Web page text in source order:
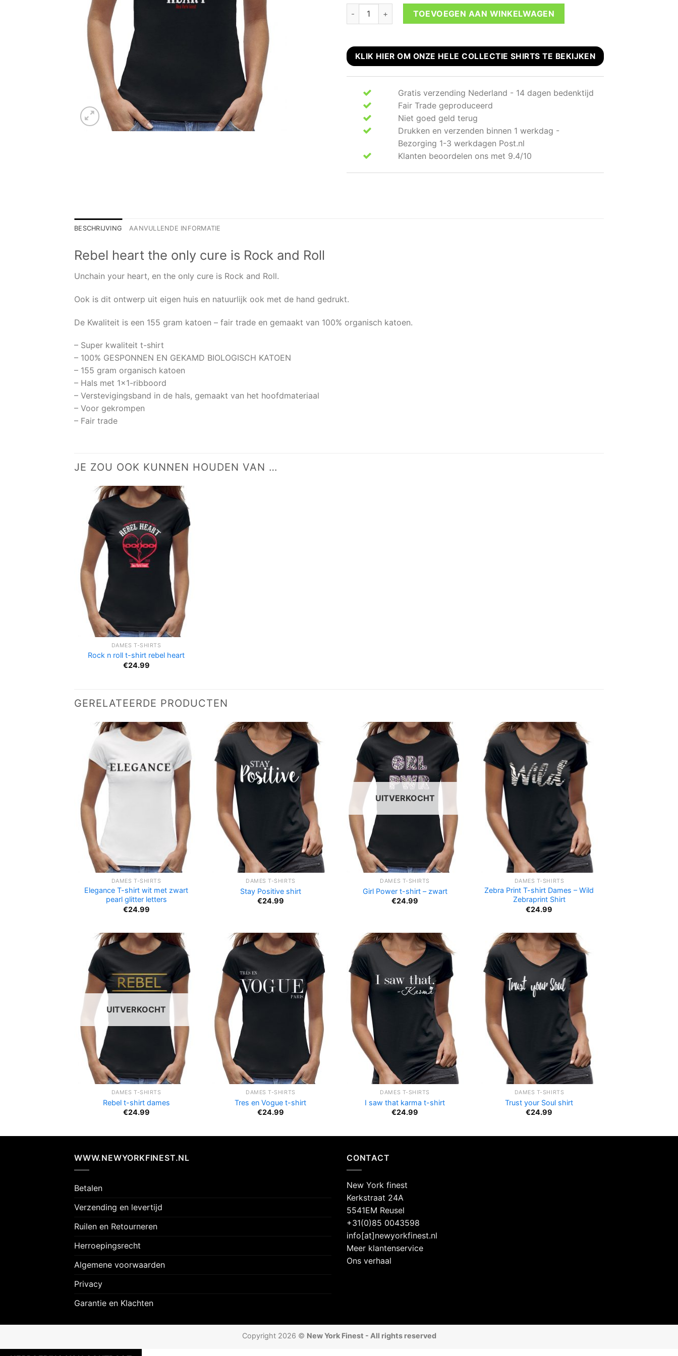
Rebel heart chain Wild West t-shirt aantal
TOEVOEGEN AAN WINKELWAGEN
KLIK HIER OM ONZE HELE COLLECTIE SHIRTS TE BEKIJKEN
Gratis verzending Nederland - 14 dagen bedenktijd
Fair Trade geproduceerd
Niet goed geld terug
Drukken en verzenden binnen 1 werkdag -
Bezorging 1-3 werkdagen Post.nl
Klanten beoordelen ons met 9.4/10
BESCHRIJVING AANVULLENDE INFORMATIE
Rebel heart the only cure is Rock and Roll
Unchain your heart, en the only cure is Rock and Roll.
Ook is dit ontwerp uit eigen huis en natuurlijk ook met de hand gedrukt.
De Kwaliteit is een 155 gram katoen – fair trade en gemaakt van 100% organisch katoen.
– Super kwaliteit t-shirt
– 100% GESPONNEN EN GEKAMD BIOLOGISCH KATOEN
– 155 gram organisch katoen
– Hals met 1×1-ribboord
– Verstevigingsband in de hals, gemaakt van het hoofdmateriaal
– Voor gekrompen
– Fair trade
JE ZOU OOK KUNNEN HOUDEN VAN …
DAMES T-SHIRTS
Rock n roll t-shirt rebel heart
€24.99
GERELATEERDE PRODUCTEN
DAMES T-SHIRTS
Elegance T-shirt wit met zwart
pearl glitter letters
€24.99
DAMES T-SHIRTS
Stay Positive shirt
€24.99
UITVERKOCHT
DAMES T-SHIRTS
Girl Power t-shirt – zwart
€24.99
DAMES T-SHIRTS
Zebra Print T-shirt Dames – Wild
Zebraprint Shirt
€24.99
UITVERKOCHT
DAMES T-SHIRTS
Rebel t-shirt dames
€24.99
DAMES T-SHIRTS
Tres en Vogue t-shirt
€24.99
DAMES T-SHIRTS
I saw that karma t-shirt
€24.99
DAMES T-SHIRTS
Trust your Soul shirt
€24.99
WWW.NEWYORKFINEST.NL
Betalen
Verzending en levertijd
Ruilen en Retourneren
Herroepingsrecht
Algemene voorwaarden
Privacy
Garantie en Klachten
CONTACT
New York finest
Kerkstraat 24A
5541EM Reusel
+31(0)85 0043598
info[at]newyorkfinest.nl
Meer klantenservice
Ons verhaal
Copyright 2026 © New York Finest - All rights reserved